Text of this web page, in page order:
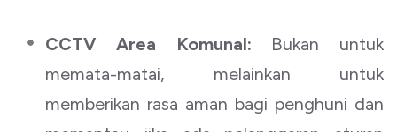
CCTV Area Komunal: Bukan untuk
memata-matai, melainkan untuk
memberikan rasa aman bagi penghuni dan